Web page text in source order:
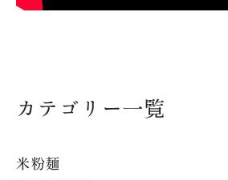
配送・送料について
カテゴリー一覧
米粉麺